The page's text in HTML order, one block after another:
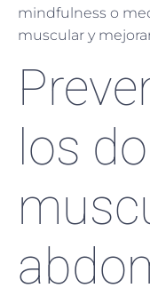
mindfulness o
muscular y
los